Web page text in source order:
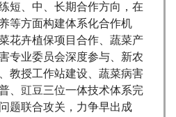
短、中、长期合作方向，在
等方面构建体系化合作机
花卉植保项目合作、蔬菜产
专业委员会深度参与、新农
教授工作站建设、蔬菜病害
、豇豆三位一体技术体系完
题联合攻关，力争早出成